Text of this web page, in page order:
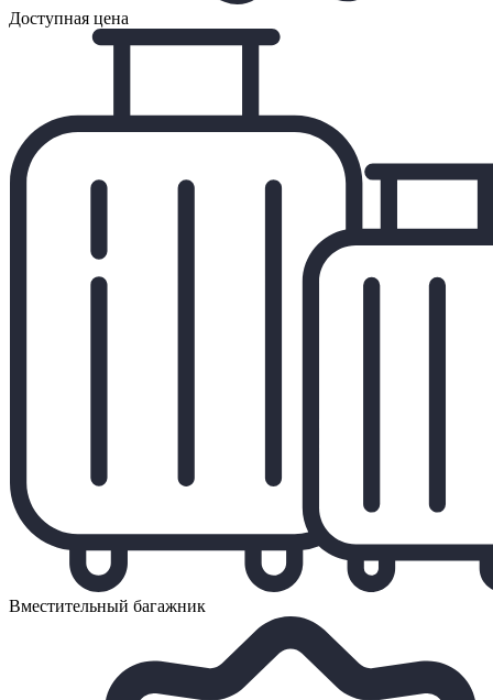
Доступная цена
Вместительный багажник